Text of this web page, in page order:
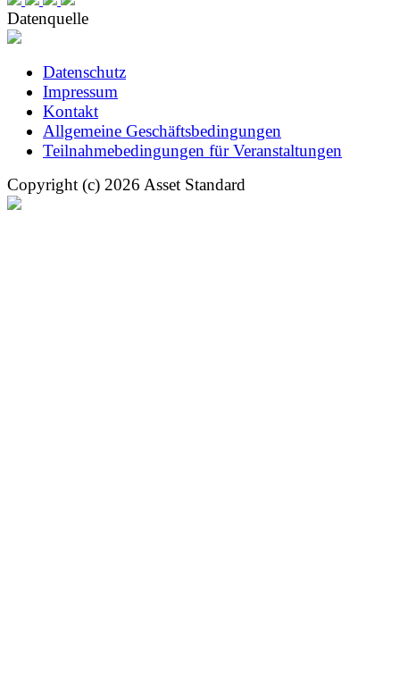
Datenquelle
Datenschutz
Impressum
Kontakt
Allgemeine Geschäftsbedingungen
Teilnahmebedingungen für Veranstaltungen
Copyright (c) 2026 Asset Standard